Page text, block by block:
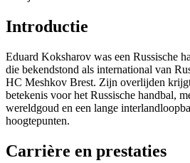
Introductie
Eduard Koksharov was een Russische
die bekendstond als international van
HC Meshkov Brest. Zijn overlijden
betekenis voor het Russische handbal,
wereldgoud en een lange
hoogtepunten.
Carrière en prestaties